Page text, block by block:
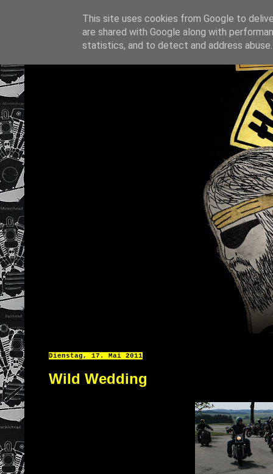
Dienstag, 17. Mai 2011
Wild Wedding
This site uses cookies from Google to
are shared with Google along with
statistics, and to detect and address abuse.